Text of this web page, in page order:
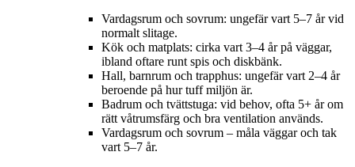
Vardagsrum och sovrum: ungefär vart 5–7 år vid
normalt slitage.
Kök och matplats: cirka vart 3–4 år på väggar,
ibland oftare runt spis och diskbänk.
Hall, barnrum och trapphus: ungefär vart 2–4 år
beroende på hur tuff miljön är.
Badrum och tvättstuga: vid behov, ofta 5+ år om
rätt våtrumsfärg och bra ventilation används.
Vardagsrum och sovrum – måla väggar och tak
vart 5–7 år.